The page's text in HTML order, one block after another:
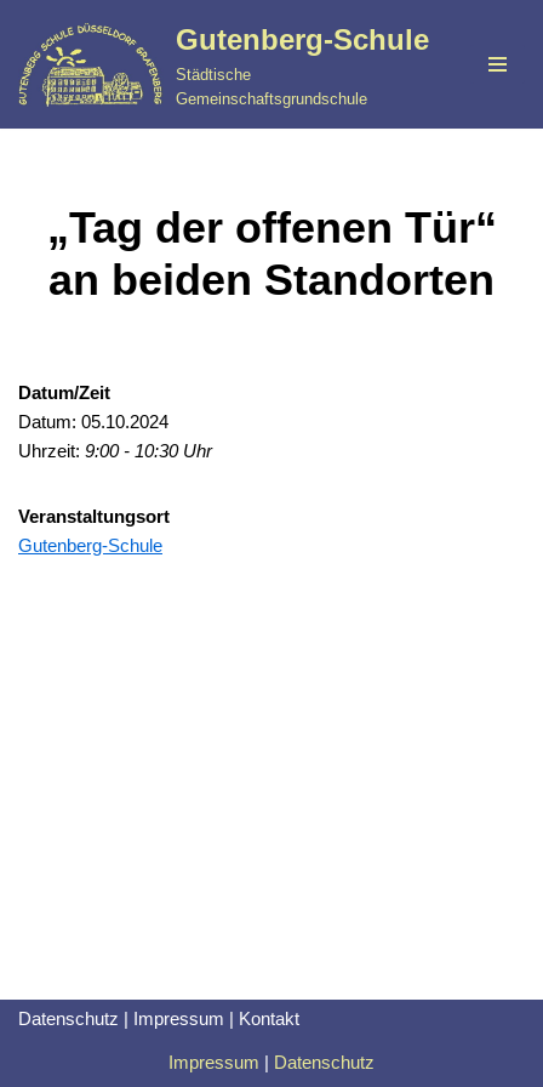
Zum
Inhalt
Gutenberg-Schule
Städtische
Gemeinschaftsgrundschule
„Tag der offenen Tür“
an beiden Standorten
Datum/Zeit
Datum: 05.10.2024
Uhrzeit: 9:00 - 10:30 Uhr
Veranstaltungsort
Gutenberg-Schule
Datenschutz | Impressum | Kontakt
Impressum | Datenschutz